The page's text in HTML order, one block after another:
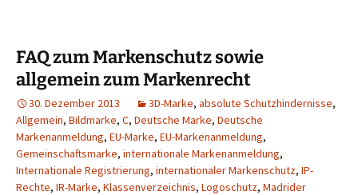
FAQ zum Markenschutz sowie
allgemein zum Markenrecht
30. Dezember 2013 3D-Marke, absolute Schutzhindernisse,
Allgemein, Bildmarke, C, Deutsche Marke, Deutsche
Markenanmeldung, EU-Marke, EU-Markenanmeldung,
Gemeinschaftsmarke, internationale Markenanmeldung,
Internationale Registrierung, internationaler Markenschutz, IP-
Rechte, IR-Marke, Klassenverzeichnis, Logoschutz, Madrider